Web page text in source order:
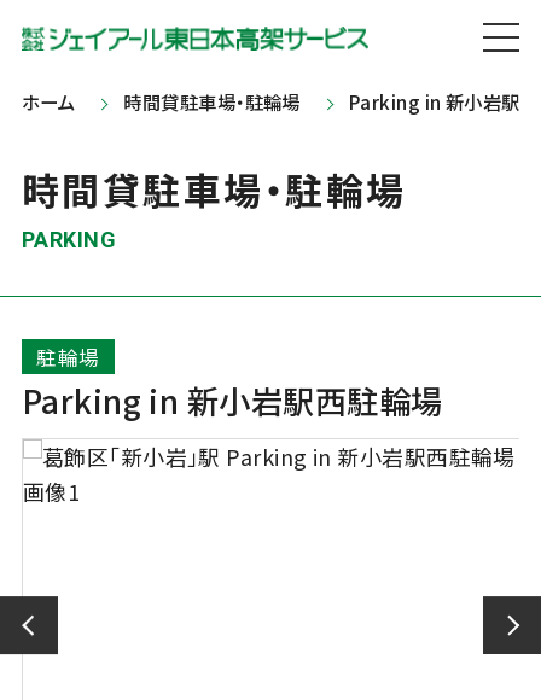
ホーム 時間貸駐車場・駐輪場 Parking in 新小岩駅
時間貸駐車場・駐輪場
PARKING
駐輪場
Parking in 新小岩駅西駐輪場